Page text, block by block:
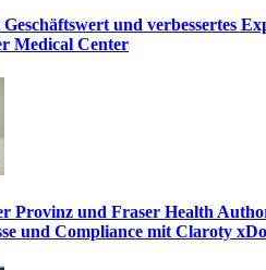
und verbessertes
Medical Center
Provinz und Fraser Health
und Compliance mit Claroty